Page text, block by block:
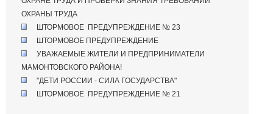
ОХРАНЫ ТРУДА
ШТОРМОВОЕ ПРЕДУПРЕЖДЕНИЕ № 23
ШТОРМОВОЕ ПРЕДУПРЕЖДЕНИЕ
УВАЖАЕМЫЕ ЖИТЕЛИ И ПРЕДПРИНИМАТЕЛИ
МАМОНТОВСКОГО РАЙОНА!
"ДЕТИ РОССИИ - СИЛА ГОСУДАРСТВА"
ШТОРМОВОЕ ПРЕДУПРЕЖДЕНИЕ № 21